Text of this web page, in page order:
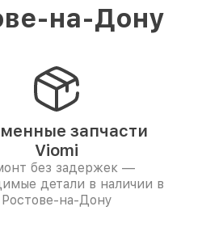
на-Дону
запчасти
Viomi
без задержек —
детали в наличии в
Ростове-на-Дону